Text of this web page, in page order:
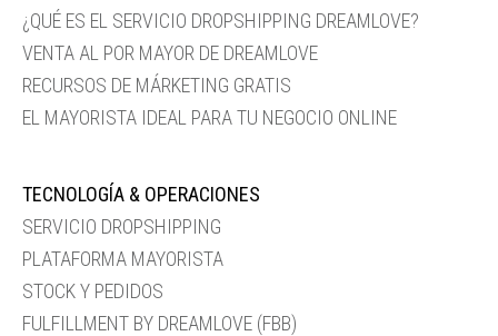
¿QUÉ ES EL SERVICIO DROPSHIPPING DREAMLOVE?
VENTA AL POR MAYOR DE DREAMLOVE
RECURSOS DE MÁRKETING GRATIS
EL MAYORISTA IDEAL PARA TU NEGOCIO ONLINE
TECNOLOGÍA & OPERACIONES
SERVICIO DROPSHIPPING
PLATAFORMA MAYORISTA
STOCK Y PEDIDOS
FULFILLMENT BY DREAMLOVE (FBB)